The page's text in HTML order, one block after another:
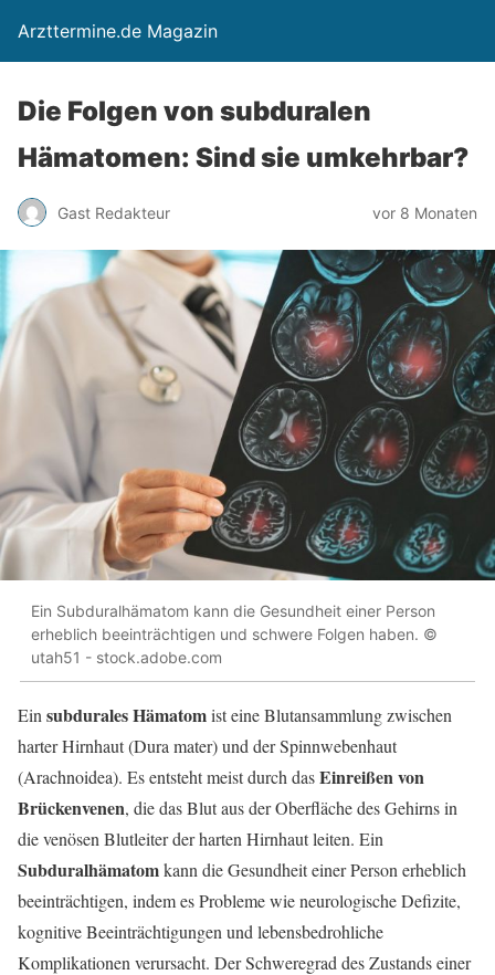
Arzttermine.de Magazin
Die Folgen von subduralen
Hämatomen: Sind sie umkehrbar?
Gast Redakteur vor 8 Monaten
Ein Subduralhämatom kann die Gesundheit einer Person
erheblich beeinträchtigen und schwere Folgen haben. ©
utah51 - stock.adobe.com
Ein subdurales Hämatomist eine Blutansammlung zwischen
harter Hirnhaut (Dura mater) und der Spinnwebenhaut
(Arachnoidea). Es entsteht meist durch dasEinreißen von
Brückenvenen, die das Blut aus der Oberfläche des Gehirns in
die venösen Blutleiter der harten Hirnhaut leiten. Ein
Subduralhämatomkann die Gesundheit einer Person erheblich
beeinträchtigen, indem es Probleme wie neurologische Defizite,
kognitive Beeinträchtigungen und lebensbedrohliche
Komplikationen verursacht. Der Schweregrad des Zustands einer